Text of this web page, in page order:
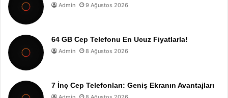
Admin 9 Ağustos 2026
64 GB Cep Telefonu En Ucuz Fiyatlarla!
Admin 8 Ağustos 2026
7 İnç Cep Telefonları: Geniş Ekranın Avantajları